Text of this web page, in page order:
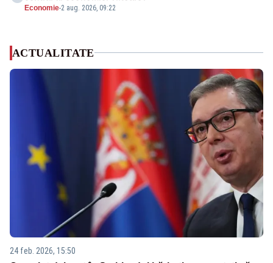
Economie-2 aug. 2026, 09:22
ACTUALITATE
24 feb. 2026, 15:50